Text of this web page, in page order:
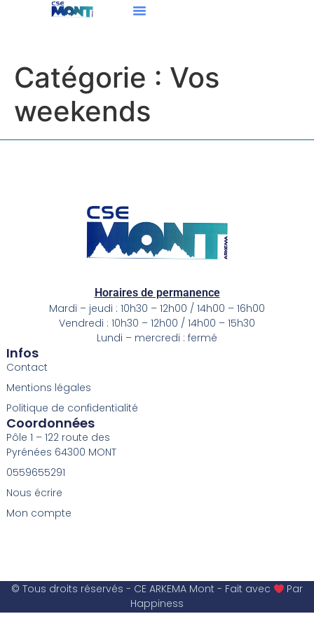
Catégorie : Vos
weekends
Horaires de permanence
Mardi – jeudi : 10h30 – 12h00 / 14h00 – 16h00
Vendredi : 10h30 – 12h00 / 14h00 – 15h30
Lundi – mercredi : fermé
Coordonnées
Pôle 1 – 122 route des
Pyrénées 64300 MONT
0559655291
Nous écrire
Mon compte
Infos
Contact
Mentions légales
Politique de confidentialité
© Tous droits réservés - CE ARKEMA Mont - Fait avec
Par
Happiness